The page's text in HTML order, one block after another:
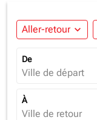
Aller-retour expand_more
De
Ville de départ
À
Ville de retour